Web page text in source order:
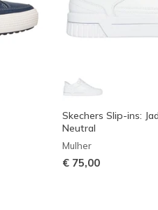
Skechers Slip-ins:
Neutral
Mulher
€ 75,00